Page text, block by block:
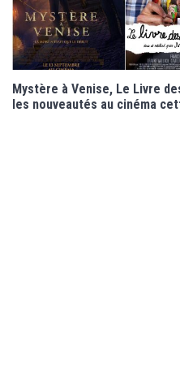
Mystère à Venise, Le Livre
les nouveautés au cinéma